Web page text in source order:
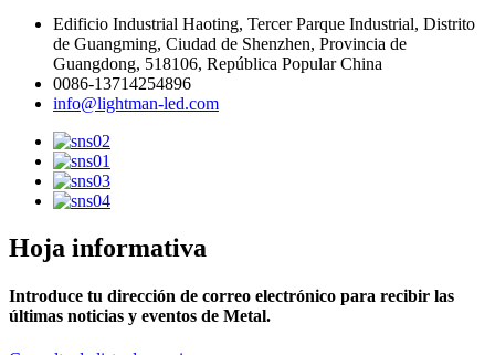
Edificio Industrial Haoting, Tercer Parque Industrial, Distrito
de Guangming, Ciudad de Shenzhen, Provincia de
Guangdong, 518106, República Popular China
0086-13714254896
info@lightman-led.com
Hoja informativa
Introduce tu dirección de correo electrónico para recibir las
últimas noticias y eventos de Metal.